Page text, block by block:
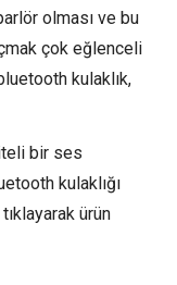
olması ve bu
çok eğlenceli
kulaklık,
bir ses
kulaklığı
tıklayarak ürün